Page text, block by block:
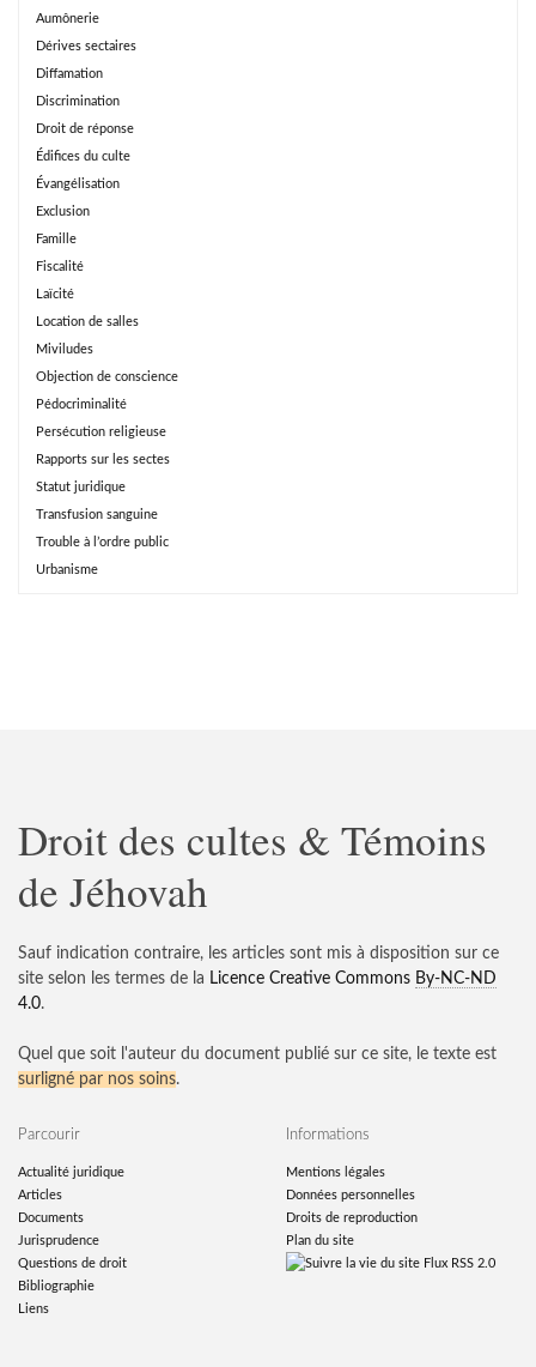
Aumônerie
Dérives sectaires
Diffamation
Discrimination
Droit de réponse
Édifices du culte
Évangélisation
Exclusion
Famille
Fiscalité
Laïcité
Location de salles
Miviludes
Objection de conscience
Pédocriminalité
Persécution religieuse
Rapports sur les sectes
Statut juridique
Transfusion sanguine
Trouble à l’ordre public
Urbanisme
Droit des cultes & Témoins
de Jéhovah
Sauf indication contraire, les articles sont mis à disposition sur ce
site selon les termes de la Licence Creative Commons By-NC-ND
4.0.
Quel que soit l'auteur du document publié sur ce site, le texte est
surligné par nos soins.
Parcourir
Actualité juridique
Articles
Documents
Jurisprudence
Questions de droit
Bibliographie
Liens
Informations
Mentions légales
Données personnelles
Droits de reproduction
Plan du site
Flux RSS 2.0